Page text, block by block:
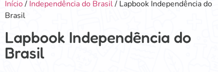
Início/ Independência do Brasil/ Lapbook Independência do
Brasil
Lapbook Independência do
Brasil